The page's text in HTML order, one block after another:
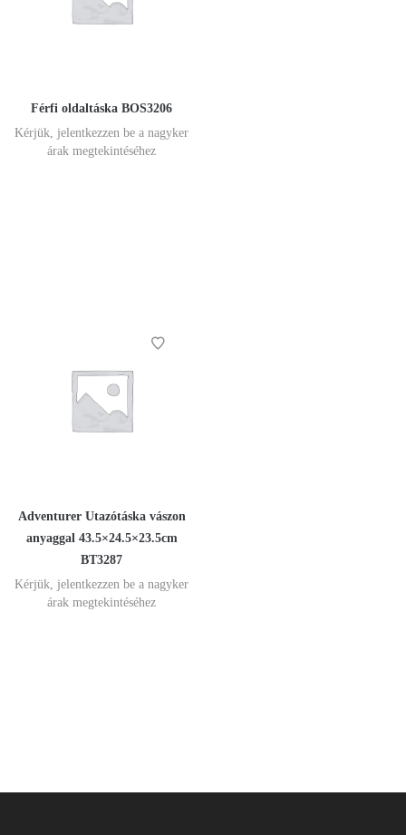
Férfi oldaltáska BOS3206
Kérjük, jelentkezzen be a nagyker
árak megtekintéséhez
Adventurer Utazótáska vászon
anyaggal 43.5×24.5×23.5cm
BT3287
Kérjük, jelentkezzen be a nagyker
árak megtekintéséhez